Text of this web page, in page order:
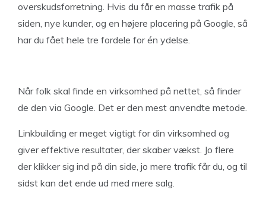
overskudsforretning. Hvis du får en masse trafik på
siden, nye kunder, og en højere placering på Google, så
har du fået hele tre fordele for én ydelse.
Når folk skal finde en virksomhed på nettet, så finder
de den via Google. Det er den mest anvendte metode.
Linkbuilding er meget vigtigt for din virksomhed og
giver effektive resultater, der skaber vækst. Jo flere
der klikker sig ind på din side, jo mere trafik får du, og til
sidst kan det ende ud med mere salg.